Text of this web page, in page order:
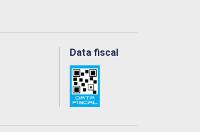
Data fiscal